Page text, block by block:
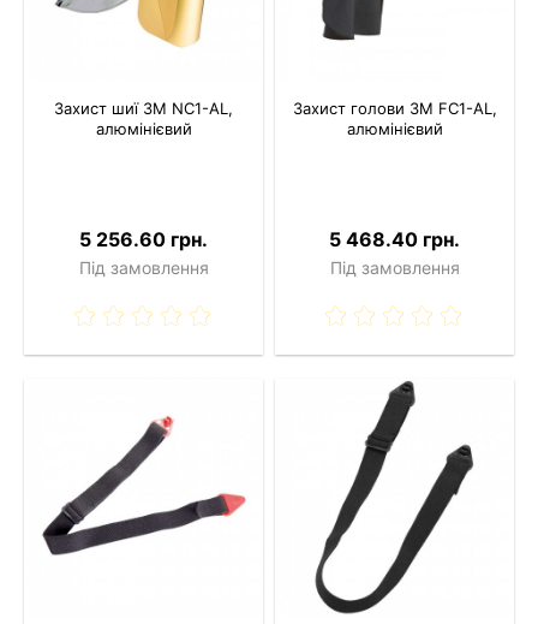
Захист шиї 3M NC1-AL,
алюмінієвий
5 256.60 грн.
Під замовлення
Захист голови 3M FC1-AL,
алюмінієвий
5 468.40 грн.
Під замовлення